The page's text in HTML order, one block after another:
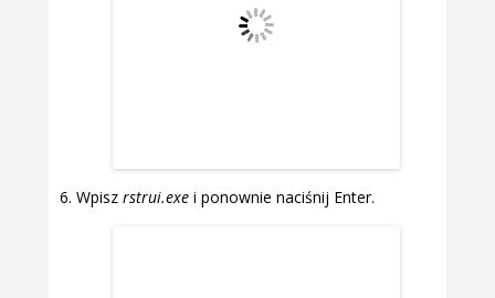
Wpisz rstrui.exe i ponownie naciśnij Enter.